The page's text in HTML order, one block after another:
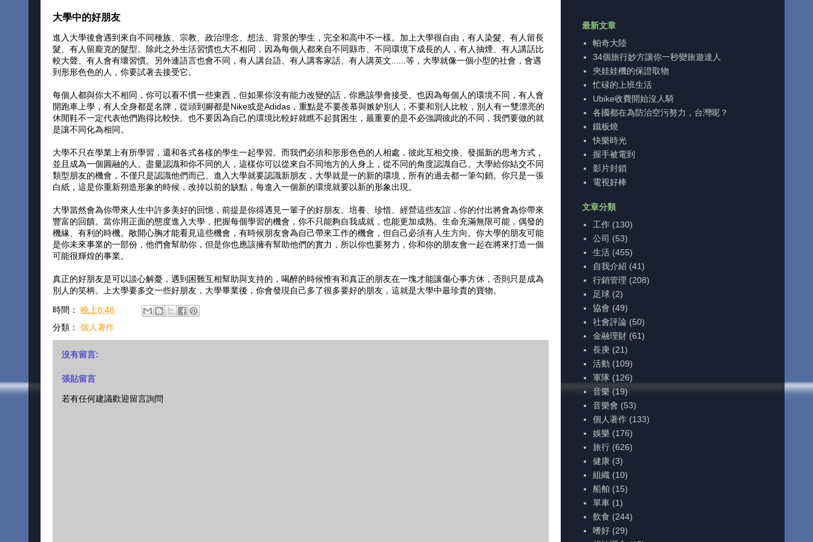
大學中的好朋友
進入大學後會遇到來自不同種族、宗教、政治理念、想法、背景的學生，完全和高中不一樣。加上大學很自由，有人染髮、有人留長
髮、有人留龐克的髮型。除此之外生活習慣也大不相同，因為每個人都來自不同縣市、不同環境下成長的人，有人抽煙、有人講話比
較大聲、有人會有壞習慣。另外連語言也會不同，有人講台語、有人講客家話、有人講英文......等，大學就像一個小型的社會，會遇
到形形色色的人，你要試著去接受它。
每個人都與你大不相同，你可以看不慣一些東西，但如果你沒有能力改變的話，你應該學會接受。也因為每個人的環境不同，有人會
開跑車上學，有人全身都是名牌，從頭到腳都是Nike或是Adidas，重點是不要羨慕與嫉妒別人，不要和別人比較，別人有一雙漂亮的
休閒鞋不一定代表他們跑得比較快。也不要因為自己的環境比較好就瞧不起貧困生，最重要的是不必強調彼此的不同，我們要做的就
是讓不同化為相同。
大學不只在學業上有所學習，還和各式各樣的學生一起學習。而我們必須和形形色色的人相處，彼此互相交換、發掘新的思考方式，
並且成為一個圓融的人。盡量認識和你不同的人，這樣你可以從來自不同地方的人身上，從不同的角度認識自己。大學給你結交不同
類型朋友的機會，不僅只是認識他們而已。進入大學就要認識新朋友，大學就是一的新的環境，所有的過去都一筆勾銷。你只是一張
白紙，這是你重新朔造形象的時候，改掉以前的缺點，每進入一個新的環境就要以新的形象出現。
大學當然會為你帶來人生中許多美好的回憶，前提是你得遇見一輩子的好朋友。培養、珍惜、經營這些友誼，你的付出將會為你帶來
豐富的回饋。當你用正面的態度進入大學，把握每個學習的機會，你不只能夠自我成就，也能更加成熟。生命充滿無限可能，偶發的
機緣、有利的時機。敞開心胸才能看見這些機會，有時候朋友會為自己帶來工作的機會，但自己必須有人生方向。你大學的朋友可能
是你未來事業的一部份，他們會幫助你，但是你也應該擁有幫助他們的實力，所以你也要努力，你和你的朋友會一起在將來打造一個
可能很輝煌的事業。
真正的好朋友是可以談心解憂，遇到困難互相幫助與支持的，喝醉的時候惟有和真正的朋友在一塊才能讓傷心事方休，否則只是成為
別人的笑柄。上大學要多交一些好朋友，大學畢業後，你會發現自己多了很多要好的朋友，這就是大學中最珍貴的寶物。
時間： 晚上8:48
分類： 個人著作
沒有留言:
張貼留言
若有任何建議歡迎留言詢問
最新文章
帕奇大陸
34個旅行妙方讓你一秒變旅遊達人
夾娃娃機的保證取物
忙碌的上班生活
Ubike收費開始沒人騎
各國都在為防治空污努力，台灣呢？
鐵板燒
快樂時光
握手被電到
影片封鎖
電視好棒
文章分類
工作 (130)
公司 (53)
生活 (455)
自我介紹 (41)
行銷管理 (208)
足球 (2)
協會 (49)
社會評論 (50)
金融理財 (61)
長庚 (21)
活動 (109)
軍隊 (126)
音樂 (19)
音樂會 (53)
個人著作 (133)
娛樂 (176)
旅行 (626)
健康 (3)
組織 (10)
船舶 (15)
單車 (1)
飲食 (244)
嗜好 (29)